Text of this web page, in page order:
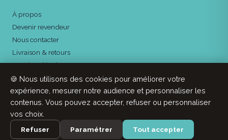
🍪 Nous utilisons des cookies pour améliorer votre
expérience, mesurer notre audience et personnaliser les
contenus. Vous pouvez accepter, refuser ou personnaliser
vos choix.
Refuser Paramétrer Tout accepter
À propos
Devenir revendeur
Nous contacter
Livraison & retours
Mentions légales
Confidentialité
© 2026 A2 Pas d'Ici ·Agence Penny Lane
Mentions légalesCGV ConfidentialitéCookies